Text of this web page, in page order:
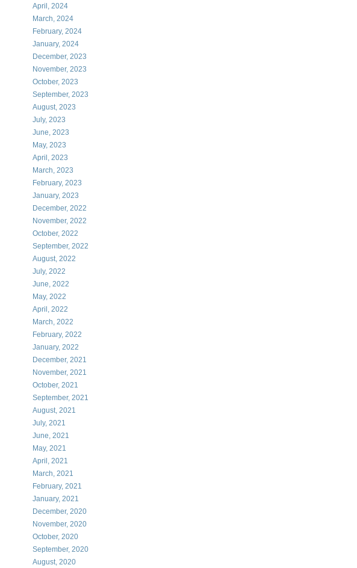
April, 2024
March, 2024
February, 2024
January, 2024
December, 2023
November, 2023
October, 2023
September, 2023
August, 2023
July, 2023
June, 2023
May, 2023
April, 2023
March, 2023
February, 2023
January, 2023
December, 2022
November, 2022
October, 2022
September, 2022
August, 2022
July, 2022
June, 2022
May, 2022
April, 2022
March, 2022
February, 2022
January, 2022
December, 2021
November, 2021
October, 2021
September, 2021
August, 2021
July, 2021
June, 2021
May, 2021
April, 2021
March, 2021
February, 2021
January, 2021
December, 2020
November, 2020
October, 2020
September, 2020
August, 2020